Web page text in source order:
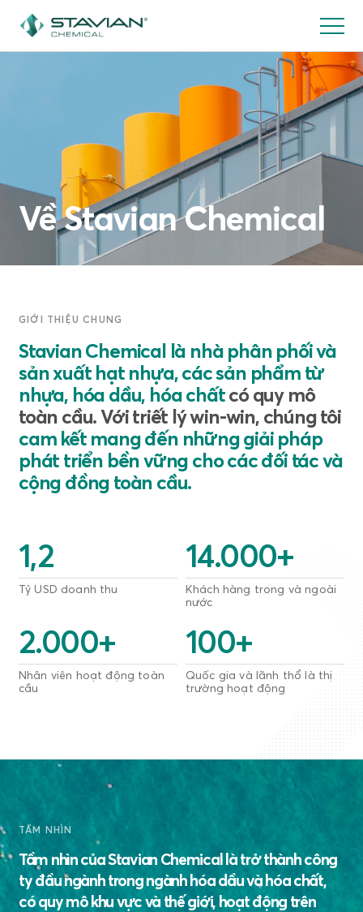
Nhảy
đến
nội
Về Stavian Chemical
GIỚI THIỆU CHUNG
Stavian Chemical là nhà phân phối và
sản xuất hạt nhựa, các sản phẩm từ
nhựa, hóa dầu, hóa chấtcó quy mô
toàn cầu. Với triết lý win-win, chúng tôi
cam kết mang đến những giải pháp
phát triển bền vững cho các đối tác và
cộng đồng toàn cầu.
1,2
Tỷ USD doanh thu
14.000+
Khách hàng trong và ngoài
nước
2.000+
Nhân viên hoạt động toàn
cầu
100+
Quốc gia và lãnh thổ là thị
trường hoạt động
TẦM NHÌN
Tầm nhìn của Stavian Chemical là trở thành công
ty đầu ngành trong ngành hóa dầu và hóa chất,
có quy mô khu vực và thế giới, hoạt động trên